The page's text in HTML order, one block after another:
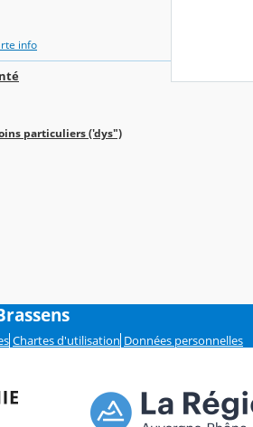
info
particuliers ('dys")
Chartes d'utilisation Données personnelles